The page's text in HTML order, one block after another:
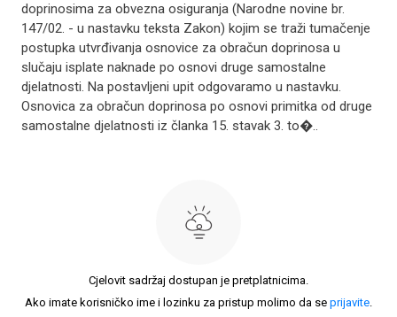
doprinosima za obvezna osiguranja (Narodne novine br.
147/02. - u nastavku teksta Zakon) kojim se traži tumačenje
postupka utvrđivanja osnovice za obračun doprinosa u
slučaju isplate naknade po osnovi druge samostalne
djelatnosti. Na postavljeni upit odgovaramo u nastavku.
Osnovica za obračun doprinosa po osnovi primitka od druge
samostalne djelatnosti iz članka 15. stavak 3. to�..
Cjelovit sadržaj dostupan je pretplatnicima.
Ako imate korisničko ime i lozinku za pristup molimo da se prijavite.